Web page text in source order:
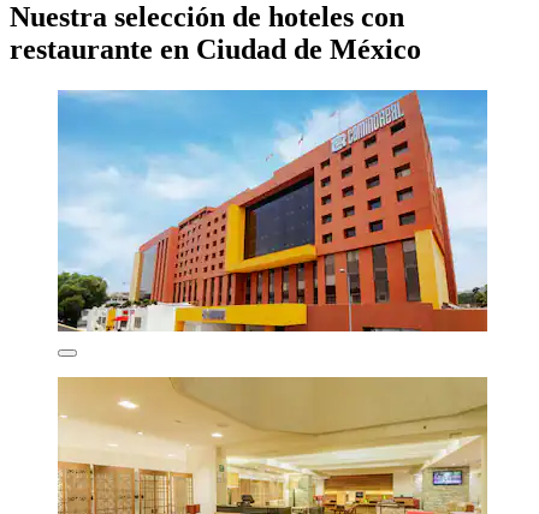
Nuestra selección de hoteles con
restaurante en Ciudad de México